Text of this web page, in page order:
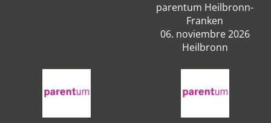
parentum Heilbronn-
Franken
06. noviembre 2026
Heilbronn